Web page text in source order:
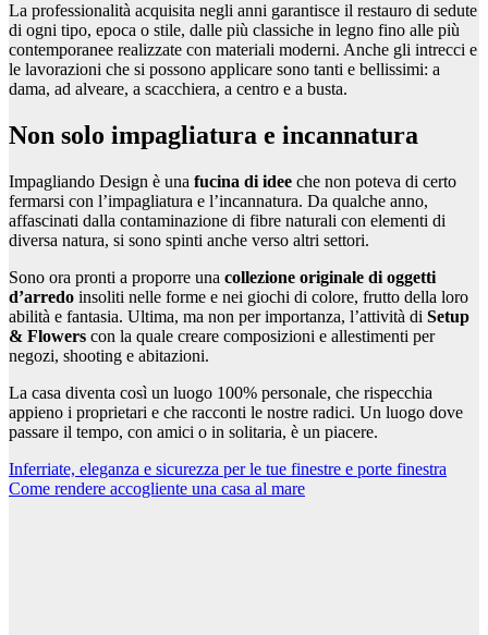
La professionalità acquisita negli anni garantisce il restauro di sedute
di ogni tipo, epoca o stile, dalle più classiche in legno fino alle più
contemporanee realizzate con materiali moderni. Anche gli intrecci e
le lavorazioni che si possono applicare sono tanti e bellissimi: a
dama, ad alveare, a scacchiera, a centro e a busta.
Non solo impagliatura e incannatura
Impagliando Design è una fucina di idee che non poteva di certo
fermarsi con l’impagliatura e l’incannatura. Da qualche anno,
affascinati dalla contaminazione di fibre naturali con elementi di
diversa natura, si sono spinti anche verso altri settori.
Sono ora pronti a proporre una collezione originale di oggetti
d’arredo insoliti nelle forme e nei giochi di colore, frutto della loro
abilità e fantasia. Ultima, ma non per importanza, l’attività di Setup
& Flowers con la quale creare composizioni e allestimenti per
negozi, shooting e abitazioni.
La casa diventa così un luogo 100% personale, che rispecchia
appieno i proprietari e che racconti le nostre radici. Un luogo dove
passare il tempo, con amici o in solitaria, è un piacere.
Navigazione
articoli
Inferriate, eleganza e sicurezza per le tue finestre e porte finestra
Come rendere accogliente una casa al mare